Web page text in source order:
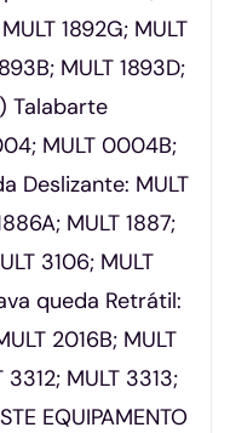
1892G; MULT
MULT 1893D;
Talabarte
MULT 0004B;
Deslizante: MULT
MULT 1887;
3106; MULT
queda Retrátil:
2016B; MULT
3312; MULT 3313;
EQUIPAMENTO